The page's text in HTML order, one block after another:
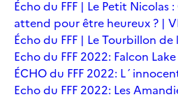
Écho du FFF | Le Petit Nicolas :
attend pour être heureux ? |
Écho du FFF | Le Tourbillon de
Echo du FFF 2022: Falcon Lake
ÉCHO du FFF 2022:
Echo du FFF 2022: Les